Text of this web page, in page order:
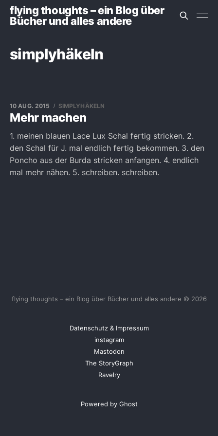
flying thoughts – ein Blog über
Bücher und alles andere
simplyhäkeln
Mehr machen
10 AUG. 2015 SIMPLYHÄKELN
1. meinen blauen Lace Lux Schal fertig stricken. 2.
den Schal für J. mal endlich fertig bekommen. 3. den
Poncho aus der Burda stricken anfangen. 4. endlich
mal mehr nähen. 5. schreiben. schreiben.
flying thoughts – ein Blog über Bücher und alles andere © 2026
Datenschutz & Impressum
instagram
Mastodon
The StoryGraph
Ravelry
Powered by Ghost